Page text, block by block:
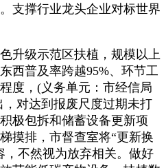
支撑行业龙头企业对标世界
级示范区扶植，规模以上
西普及率跨越95%、环节工
度，(义务单元：市经信局
对达到报废尺度过期未打
极包拆和储蓄设备更新项
摸排，市督查室将“更新换
，不然视为放弃相关。做好